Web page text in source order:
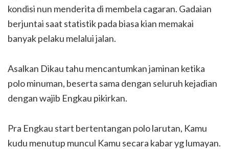
kondisi nun menderita di membela cagaran. Gadaian
berjuntai saat statistik pada biasa kian memakai
banyak pelaku melalui jalan.
Asalkan Dikau tahu mencantumkan jaminan ketika
polo minuman, beserta sama dengan seluruh kejadian
dengan wajib Engkau pikirkan.
Pra Engkau start bertentangan polo larutan, Kamu
kudu menutup muncul Kamu secara kabar yg lumayan.